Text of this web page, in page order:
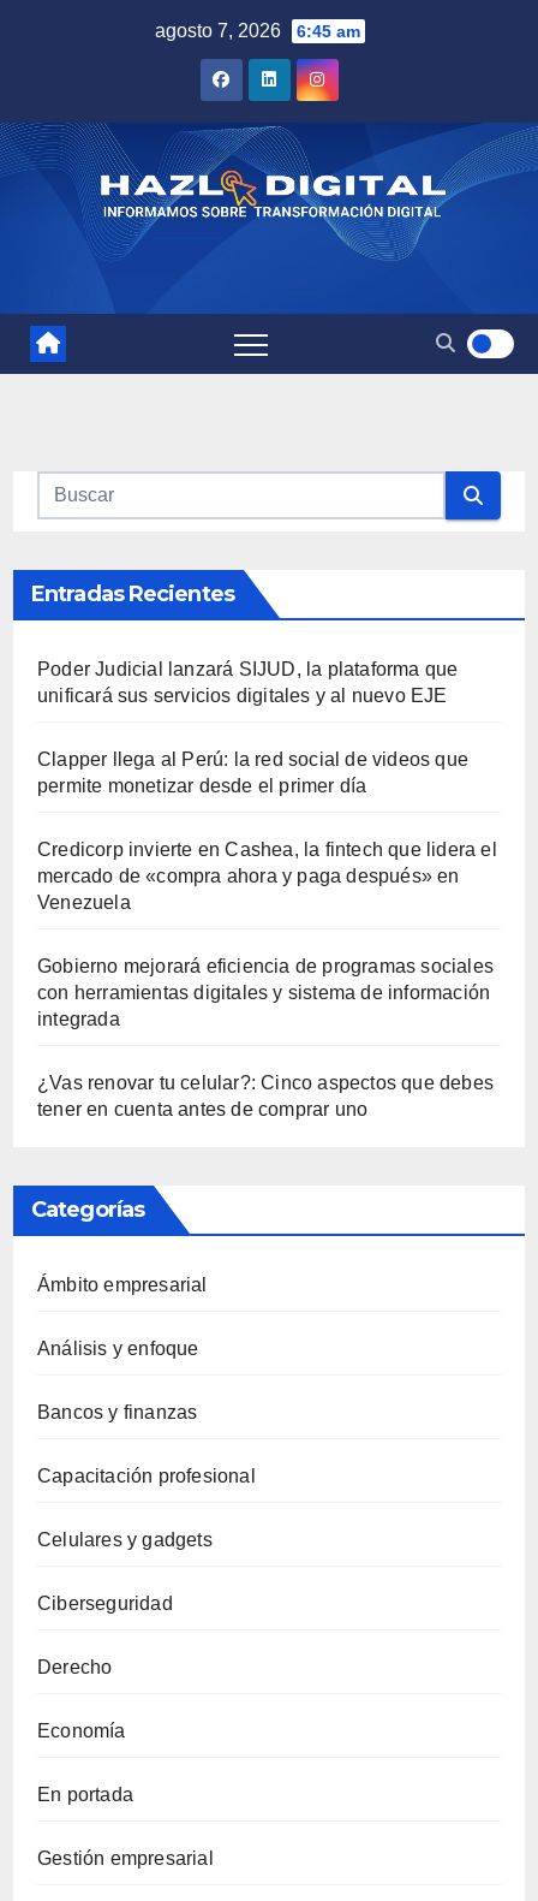
agosto 7, 2026 6:45 am
Entradas Recientes
Poder Judicial lanzará SIJUD, la plataforma que
unificará sus servicios digitales y al nuevo EJE
Clapper llega al Perú: la red social de videos que
permite monetizar desde el primer día
Credicorp invierte en Cashea, la fintech que lidera el
mercado de «compra ahora y paga después» en
Venezuela
Gobierno mejorará eficiencia de programas sociales
con herramientas digitales y sistema de información
integrada
¿Vas renovar tu celular?: Cinco aspectos que debes
tener en cuenta antes de comprar uno
Categorías
Ámbito empresarial
Análisis y enfoque
Bancos y finanzas
Capacitación profesional
Celulares y gadgets
Ciberseguridad
Derecho
Economía
En portada
Gestión empresarial